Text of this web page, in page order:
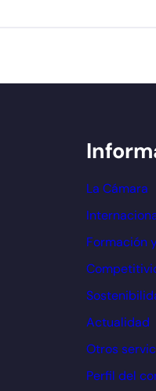
La Cámara
Formación
Actualidad
Otros
Perfil del